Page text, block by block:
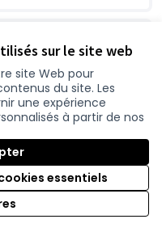
sur le site web
site Web pour
du site. Les
une expérience
à partir de nos
essentiels
est
et à